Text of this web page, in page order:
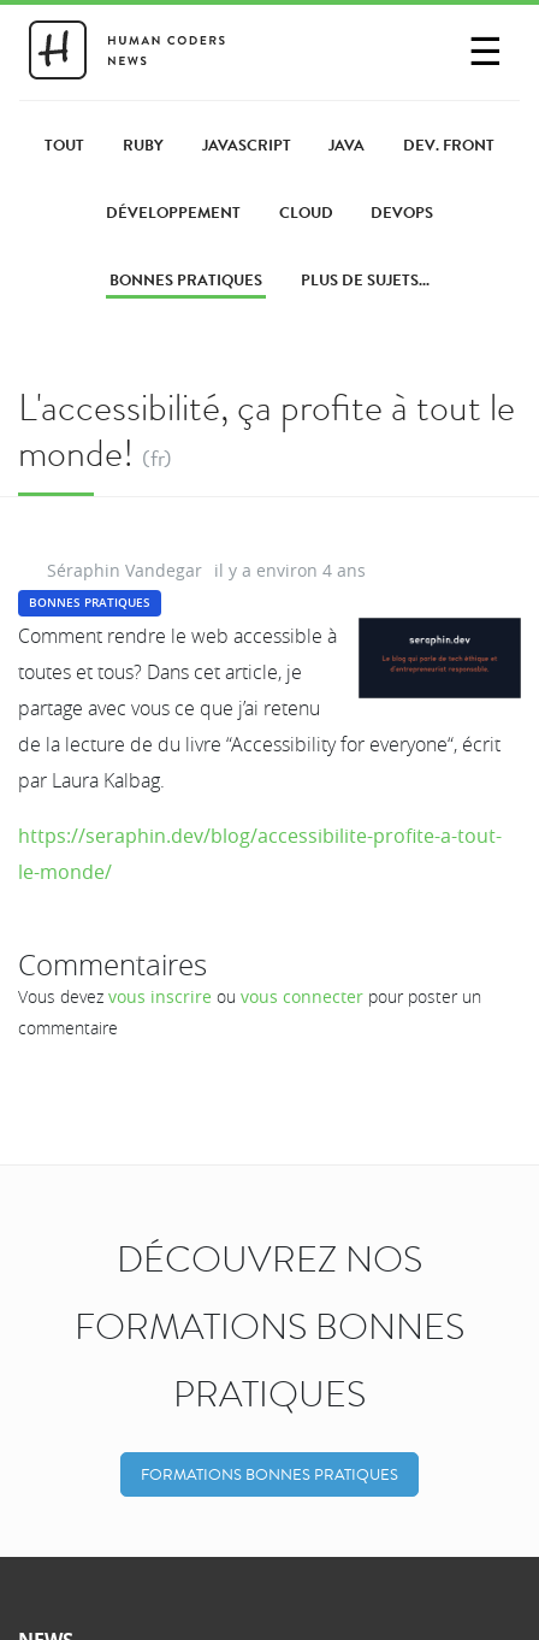
☰
PARTAGER UN LIEN
TOUT RUBY JAVASCRIPT JAVA DEV. FRONT
DÉVELOPPEMENT CLOUD DEVOPS
BONNES PRATIQUES PLUS DE SUJETS...
L'accessibilité, ça profite à tout le
monde! (fr)
Séraphin Vandegar il y a environ 4 ans
BONNES PRATIQUES
Comment rendre le web accessible à
toutes et tous? Dans cet article, je
partage avec vous ce que j’ai retenu
de la lecture de du livre “Accessibility for everyone“, écrit
par Laura Kalbag.
https://seraphin.dev/blog/accessibilite-profite-a-tout-
le-monde/
Commentaires
Vous devez vous inscrire ou vous connecter pour poster un
commentaire
DÉCOUVREZ NOS
FORMATIONS BONNES
PRATIQUES
FORMATIONS BONNES PRATIQUES